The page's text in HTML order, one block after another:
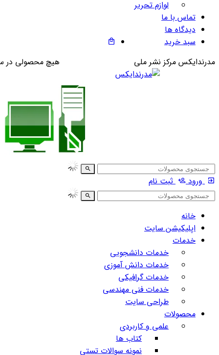
لوازم تحریر
تماس با ما
دیدگاه ها
هیچ محصولی در
سبد خرید
مدرندایکس مرکز نشر ملی
ورود ثبت نام
خانه
اپلیکیشن سایت
خدمات
خدمات دانشجویی
خدمات دانش آموزی
خدمات گرافیکی
خدمات فنی مهندسی
طراحی سایت
محصولات
علمی و کاربردی
کتاب ها
نمونه سوالات تستی